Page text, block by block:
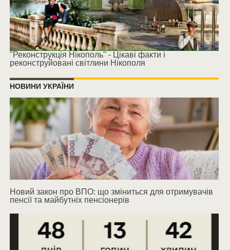
"Реконструкція Нікополь" - Цікаві факти і
реконструйовані світлини Нікополя
НОВИНИ УКРАЇНИ
Новий закон про ВПО: що зміниться для отримувачів
пенсії та майбутніх пенсіонерів